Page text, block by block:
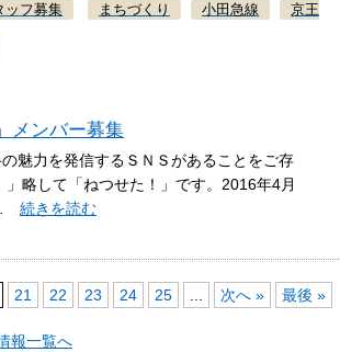
ッフ募集 まちづくり 小田急線 京王
メンバー募集
魅力を発信するＳＮＳがあることをご存
略して「ねつせた！」です。2016年4月
続きを読む
21 22 23 24 25 次へ » 最後 »
報一覧へ